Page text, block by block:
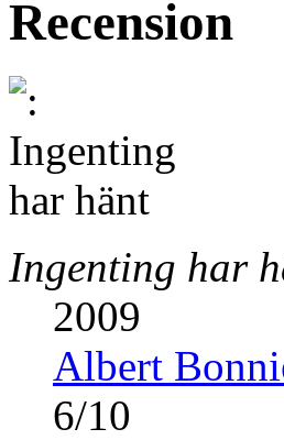
Recension
Ingenting har
2009
Albert
6/10